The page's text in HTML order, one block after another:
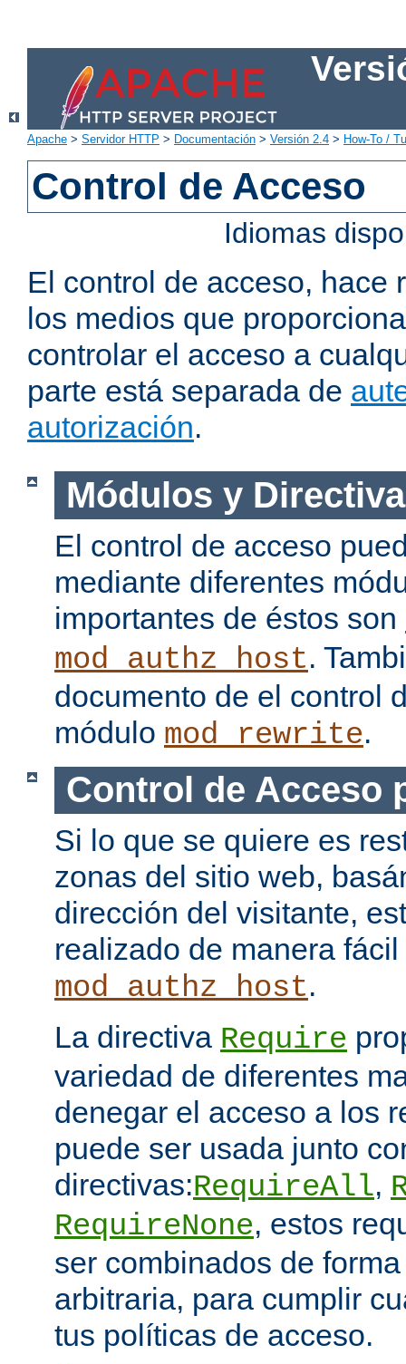
Apache > Servidor HTTP > Documentación > Versión 2.4 > How-To /
Control de Acceso
Idiomas
El control de acceso, hace
los medios que
controlar el acceso a
parte está separada de
autorización.
Módulos y
El control de acceso
mediante diferentes
importantes de éstos son
mod_authz_host.
documento de el control
módulo mod_rewrite.
Control de Acceso
Si lo que se quiere es
zonas del sitio web,
dirección del visitante,
realizado de manera
mod_authz_host.
La directiva Require
variedad de diferentes
denegar el acceso a los
puede ser usada junto
directivas:RequireAll,
RequireNone, estos
ser combinados de
arbitraria, para cumplir
tus políticas de acceso.